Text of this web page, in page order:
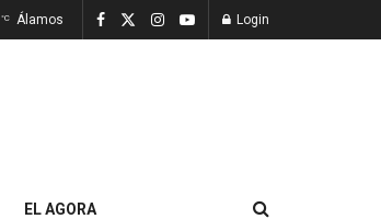
°C Álamos Login
EL AGORA